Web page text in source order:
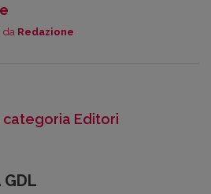
da Redazione
categoria Editori
GDL